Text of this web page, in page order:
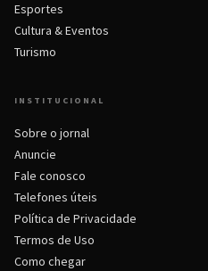
Esportes
Cultura & Eventos
Turismo
INSTITUCIONAL
Sobre o jornal
Anuncie
Fale conosco
Telefones úteis
Política de Privacidade
Termos de Uso
Como chegar